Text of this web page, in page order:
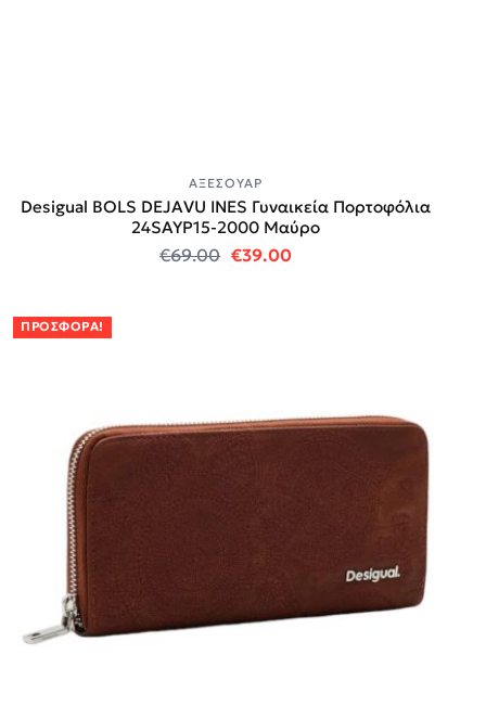
ΑΞΕΣΟΥΆΡ
Desigual BOLS DEJAVU INES Γυναικεία Πορτοφόλια
24SAYP15-2000 Μαύρο
€69.00 Original price was: €69.00.
€39.00Η τρέχουσα τιμή
ΠΡΟΣΦΟΡΆ!